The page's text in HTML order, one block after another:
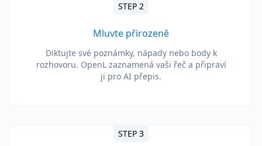
STEP 2
Mluvte přirozeně
Diktujte své poznámky, nápady nebo body k
rozhovoru. OpenL zaznamená vaši řeč a připraví
ji pro AI přepis.
STEP 3